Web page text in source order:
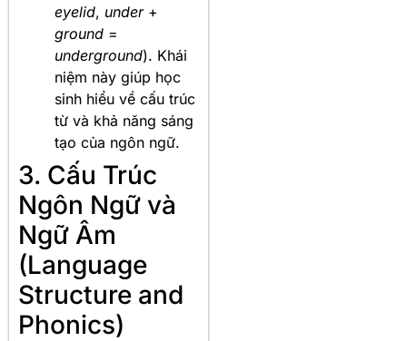
eyelid, under+
ground =
underground). Khái
niệm này giúp học
sinh hiểu về cấu trúc
từ và khả năng sáng
tạo của ngôn ngữ.
3. Cấu Trúc
Ngôn Ngữ và
Ngữ Âm
(Language
Structure and
Phonics)